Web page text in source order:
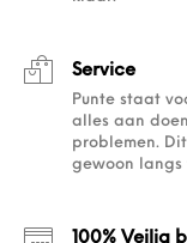
Service
Punte staat
alles aan
problemen.
gewoon langs
100% Veilig